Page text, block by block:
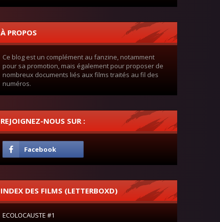
À PROPOS
Ce blog est un complément au fanzine, notamment
pour sa promotion, mais également pour proposer de
nombreux documents liés aux films traités au fil des
numéros.
REJOIGNEZ-NOUS SUR :
INDEX DES FILMS (LETTERBOXD)
ECOLOCAUSTE #1